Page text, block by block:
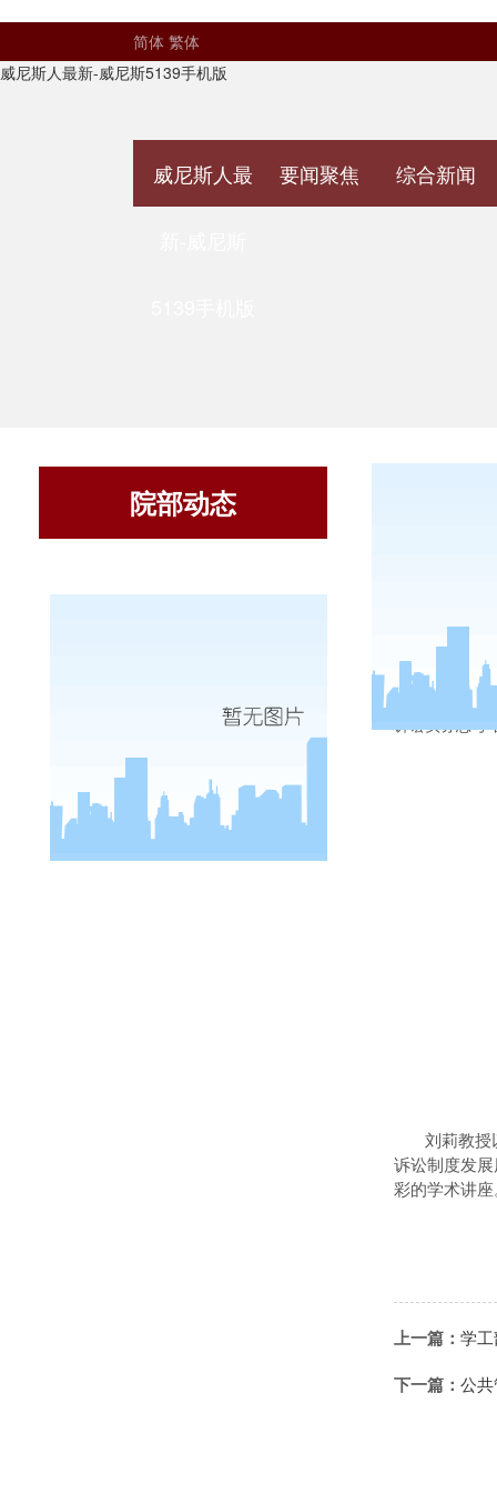
简体 繁体
威尼斯人最新-威尼斯5139手机版
威尼斯人最 要闻聚焦 综合新闻
院部动态
诉讼实务思考
刘莉教授
诉讼制度发
彩的学术讲座
上一篇： 学
下一篇： 公